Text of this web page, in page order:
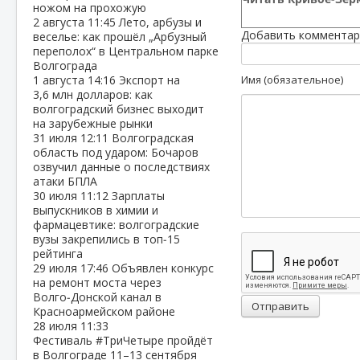
ножом на прохожую
2 августа 11:45Лето, арбузы и
веселье: как прошёл „Арбузный
переполох“ в Центральном парке
Волгограда
1 августа 14:16 Экспорт на
3,6 млн долларов: как
волгоградский бизнес выходит
на зарубежные рынки
31 июля 12:11 Волгоградская
область под ударом: Бочаров
озвучил данные о последствиях
атаки БПЛА
30 июля 11:12 Зарплаты
выпускников в химии и
фармацевтике: волгоградские
вузы закрепились в топ‑15
рейтинга
29 июля 17:46 Объявлен конкурс
на ремонт моста через
Волго‑Донской канал в
Красноармейском районе
28 июля 11:33
Фестиваль #ТриЧетыре пройдёт
в Волгограде 11–13 сентября
Добавить
Имя (обязательное)
Отправить